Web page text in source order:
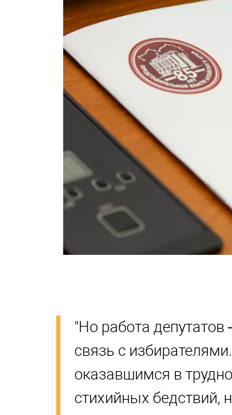
"Но работа депутатов
связь с
оказавшимся в
стихийных бедствий,